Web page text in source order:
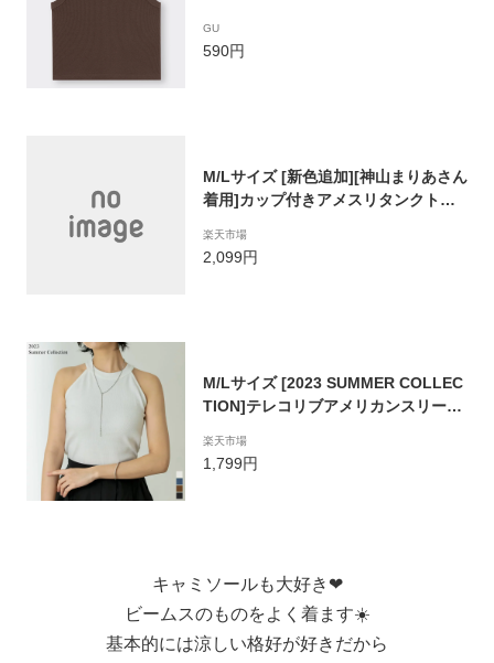
GU
590円
M/Lサイズ [新色追加][神山まりあさん
着用]カップ付きアメスリタンクトッ
トップス タンクトップ インナー アン
ダーウェア カップ付き リブ ノースリ
楽天市場
2,099円
M/Lサイズ [2023 SUMMER COLLEC
TION]テレコリブアメリカンスリーブ
ス 春 夏 / トップス タンクトップ アメ
スリ トップス インナー ホルターネッ
楽天市場
1,799円
キャミソールも大好き❤
ビームスのものをよく着ます☀️
基本的には涼しい格好が好きだから